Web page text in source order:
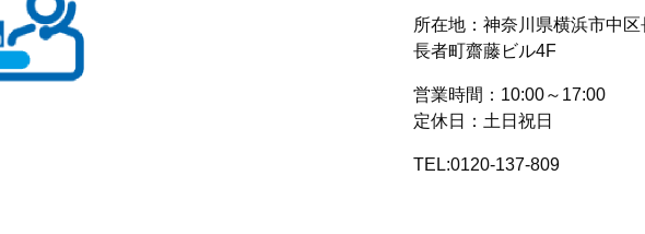
所在地：神奈川県横浜市中
長者町齋藤ビル4F
営業時間：10:00～17:00
定休日：土日祝日
TEL:0120-137-809